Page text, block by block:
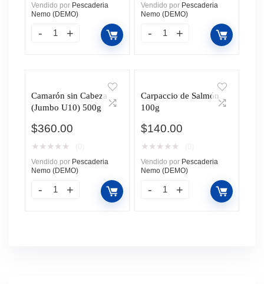
Vendido por Pescaderia
Nemo (DEMO)
Vendido por Pescaderia
Nemo (DEMO)
Camarón sin Cabeza
(Jumbo U10) 500g
$360.00
★ ★ ★ ★ ★
Vendido por Pescaderia
Nemo (DEMO)
Carpaccio de Salmón
100g
$140.00
★ ★ ★ ★ ★
Vendido por Pescaderia
Nemo (DEMO)